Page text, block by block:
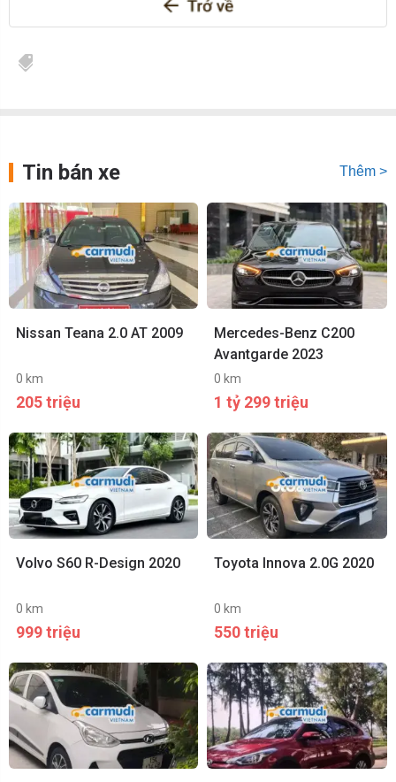
Tin bán xe Thêm >
Nissan Teana 2.0 AT 2009
0 km
205 triệu
Mercedes-Benz C200
Avantgarde 2023
0 km
1 tỷ 299 triệu
Volvo S60 R-Design 2020
0 km
999 triệu
Toyota Innova 2.0G 2020
0 km
550 triệu